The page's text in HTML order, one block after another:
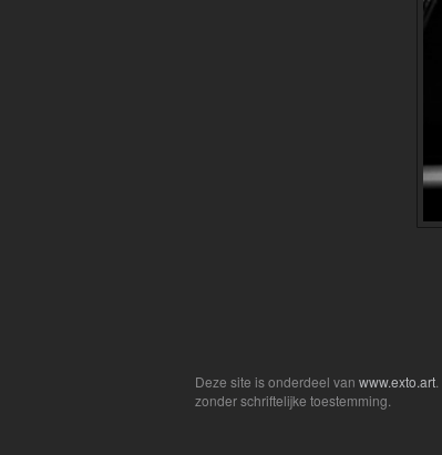
Deze site is onderdeel van www.exto.art
zonder schriftelijke toestemming.